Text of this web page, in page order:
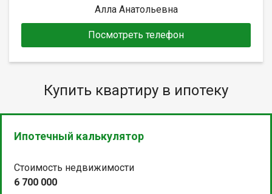
Алла Анатольевна
Посмотреть телефон
Купить квартиру в ипотеку
Ипотечный калькулятор
Стоимость недвижимости
6 700 000